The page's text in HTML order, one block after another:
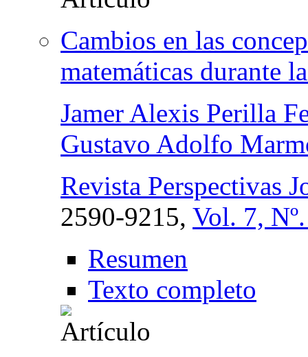
Cambios en las
matemáticas durante
Jamer Alexis Perilla
Gustavo Adolfo
Revista Perspectivas
2590-9215, Vol. 7,
Resumen
Texto completo